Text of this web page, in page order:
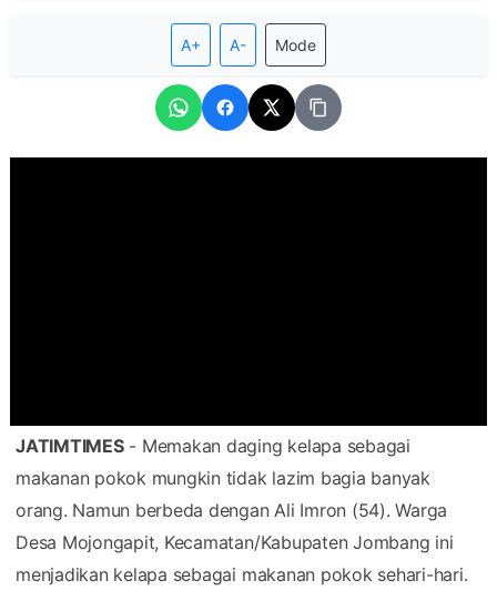
A+ A- Mode
JATIMTIMES- Memakan daging kelapa sebagai
makanan pokok mungkin tidak lazim bagia banyak
orang. Namun berbeda dengan Ali Imron (54). Warga
Desa Mojongapit, Kecamatan/Kabupaten Jombang ini
menjadikan kelapa sebagai makanan pokok sehari-hari.